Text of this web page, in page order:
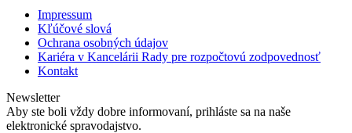
Impressum
Kľúčové slová
Ochrana osobných údajov
Kariéra v Kancelárii Rady pre rozpočtovú zodpovednosť
Kontakt
Newsletter
Aby ste boli vždy dobre informovaní, prihláste sa na naše
elektronické spravodajstvo.